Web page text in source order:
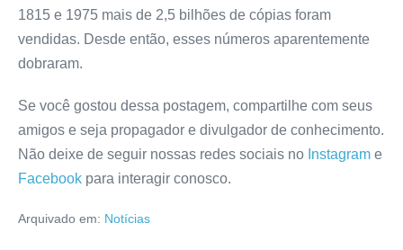
1815 e 1975 mais de 2,5 bilhões de cópias foram
vendidas. Desde então, esses números aparentemente
dobraram.
Se você gostou dessa postagem, compartilhe com seus
amigos e seja propagador e divulgador de conhecimento.
Não deixe de seguir nossas redes sociais no Instagram e
Facebook para interagir conosco.
Arquivado em: Notícias